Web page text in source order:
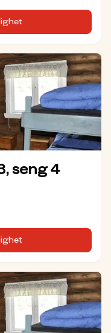
seng 4